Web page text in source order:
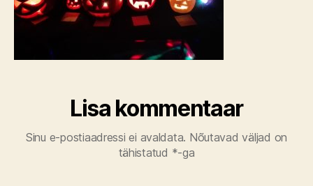
Lisa kommentaar
Sinu e-postiaadressi ei avaldata. Nõutavad väljad on
tähistatud *-ga